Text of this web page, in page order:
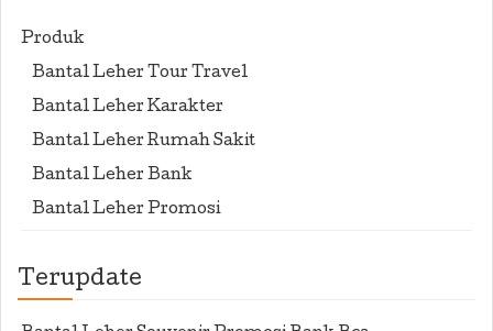
Produk
Bantal Leher Tour Travel
Bantal Leher Karakter
Bantal Leher Rumah Sakit
Bantal Leher Bank
Bantal Leher Promosi
Terupdate